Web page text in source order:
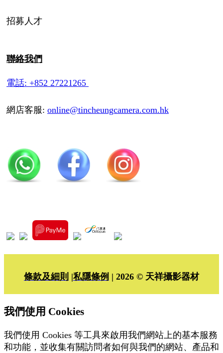
招募人才
聯絡我們
電話: +852 27221265
網店客服: online@tincheungcamera.com.hk
條款及細則 |私隱條例 | 2026 © 天祥攝影器材
我們使用 Cookies
我們使用 Cookies 等工具來啟用我們網站上的基本服務
和功能，並收集有關訪問者如何與我們的網站、產品和